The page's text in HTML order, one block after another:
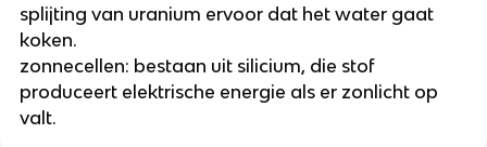
splijting van uranium ervoor dat het water gaat
koken.
zonnecellen: bestaan uit silicium, die stof
produceert elektrische energie als er zonlicht op
valt.